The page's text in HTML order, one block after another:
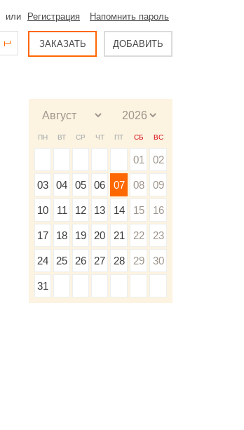
или Регистрация Напомнить пароль
ЗАКАЗАТЬ ДОБАВИТЬ
ПН ВТ СР ЧТ ПТ СБ ВС
01 02
03 04 05 06 07 08 09
10 11 12 13 14 15 16
17 18 19 20 21 22 23
24 25 26 27 28 29 30
31